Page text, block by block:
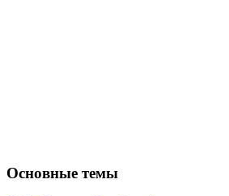
Основные темы